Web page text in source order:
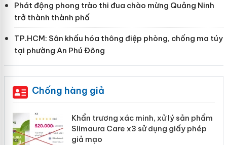
Phát động phong trào thi đua chào mừng Quảng Ninh
trở thành thành phố
TP.HCM: Sân khấu hóa thông điệp phòng, chống ma túy
tại phường An Phú Đông
Chống hàng giả
Khẩn trương xác minh, xử lý sản phẩm
Slimaura Care x3 sử dụng giấy phép giả
mạo